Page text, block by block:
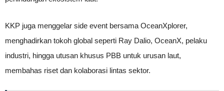
KKP juga menggelar side event bersama OceanXplorer,
menghadirkan tokoh global seperti Ray Dalio, OceanX, pelaku
industri, hingga utusan khusus PBB untuk urusan laut,
membahas riset dan kolaborasi lintas sektor.